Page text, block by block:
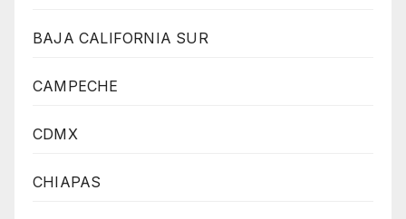
BAJA CALIFORNIA SUR
CAMPECHE
CDMX
CHIAPAS